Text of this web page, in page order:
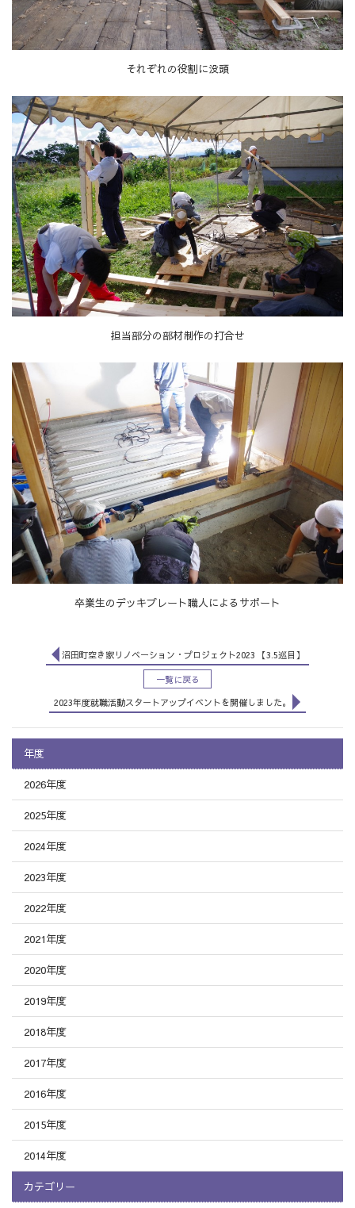
それぞれの役割に没頭
担当部分の部材制作の打合せ
卒業生のデッキプレート職人によるサポート
沼田町空き家リノベーション・プロジェクト2023 【3.5巡目】
一覧に戻る
2023年度就職活動スタートアップイベントを開催しました。
年度
2026年度
2025年度
2024年度
2023年度
2022年度
2021年度
2020年度
2019年度
2018年度
2017年度
2016年度
2015年度
2014年度
カテゴリー